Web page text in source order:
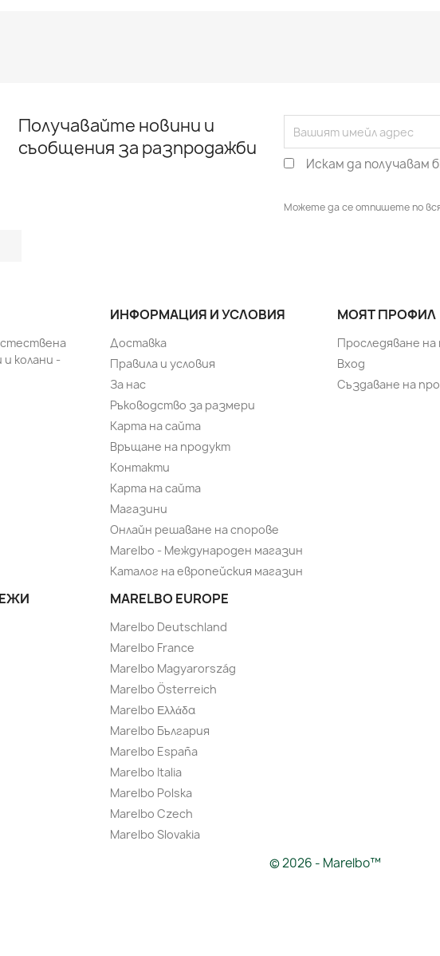
Получавайте новини и
съобщения за разпродажби
Искам да получавам
Можете да се отпишете по
колани -
ИНФОРМАЦИЯ И УСЛОВИЯ
Доставка
Правила и условия
За нас
Ръководство за размери
Карта на сайта
Връщане на продукт
Контакти
Карта на сайта
Магазини
Онлайн решаване на спорове
Marelbo - Международен магазин
Каталог на европейския магазин
MARELBO EUROPE
Marelbo Deutschland
Marelbo France
Marelbo Magyarország
Marelbo Österreich
Marelbo Ελλάδα
Marelbo България
Marelbo España
Marelbo Italia
Marelbo Polska
Marelbo Czech
Marelbo Slovakia
МОЯТ ПРОФИЛ
Проследяване на
Вход
Създаване на
© 2026 - Marelbo™